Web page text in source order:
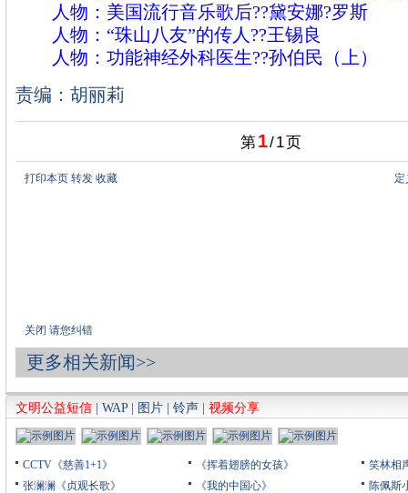
人物：美国流行音乐歌后??黛安娜?罗斯
人物：“珠山八友”的传人??王锡良
人物：功能神经外科医生??孙伯民（上）
责编：胡丽莉
第1/1页
打印本页 转发 收藏
关闭 请您纠错
更多相关新闻>>
文明公益短信 WAP| 图片 铃声 视频分享
CCTV《慈善1+1》
张澜澜《贞观长歌》
《挥着翅膀的女孩》
《我的中国心》
笑林相
陈佩斯